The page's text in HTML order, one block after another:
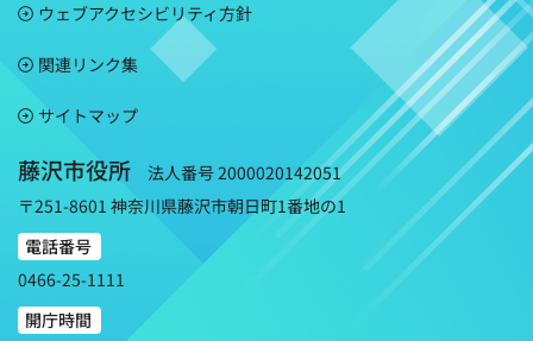
ウェブアクセシビリティ方針
関連リンク集
サイトマップ
藤沢市役所
法人番号 2000020142051
〒251-8601 神奈川県藤沢市朝日町1番地の1
電話番号
0466-25-1111
開庁時間